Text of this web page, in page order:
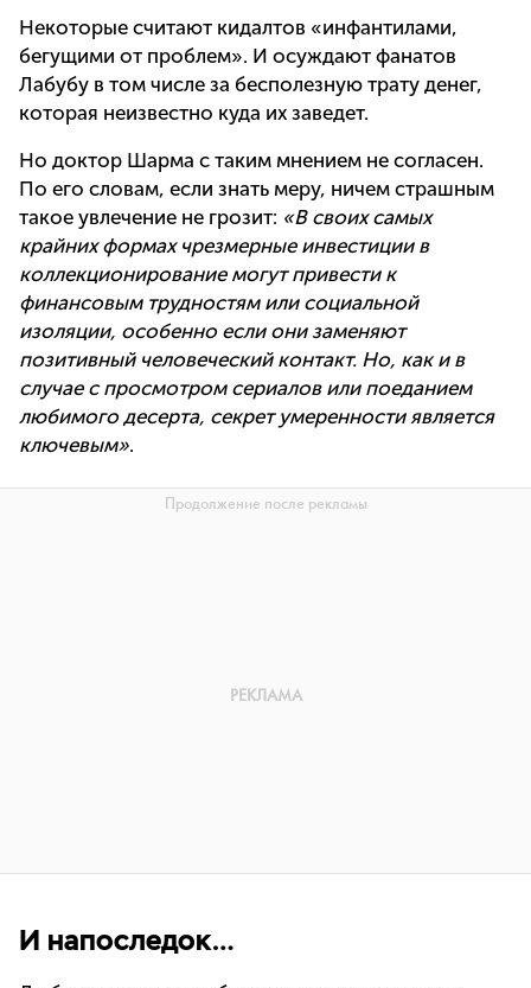
Некоторые считают кидалтов «инфантилами,
бегущими от проблем». И осуждают фанатов
Лабубу в том числе за бесполезную трату денег,
которая неизвестно куда их заведет.
Но доктор Шарма с таким мнением не согласен.
По его словам, если знать меру, ничем страшным
такое увлечение не грозит: «В своих самых
крайних формах чрезмерные инвестиции в
коллекционирование могут привести к
финансовым трудностям или социальной
изоляции, особенно если они заменяют
позитивный человеческий контакт. Но, как и в
случае с просмотром сериалов или поеданием
любимого десерта, секрет умеренности является
ключевым».
И напоследок…